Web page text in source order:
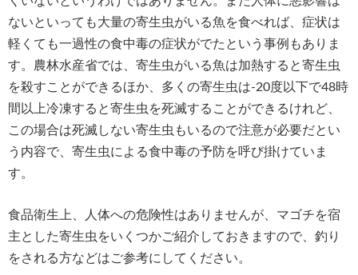
ないといっても大量の寄生虫がいる魚を食べれば、症状は
軽くても一過性の食中毒の症状がでたという事例もありま
す。農林水産省では、寄生虫がいる魚は加熱すると寄生虫
を殺すことができるほか、多くの寄生虫は-20度以下で48時
間以上冷凍すると寄生虫を死滅することができるけれど、
この場合は死滅しない寄生虫もいるので注意が必要だとい
う内容で、寄生虫による食中毒の予防を呼び掛けていま
す。
食品衛生上、人体への危険性はありませんが、マゴチを宿
主とした寄生虫をいくつかご紹介しておきますので、釣り
をされる方などはご参考にしてください。